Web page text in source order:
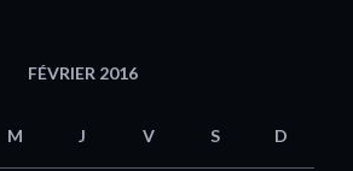
FÉVRIER 2016
M J V S D